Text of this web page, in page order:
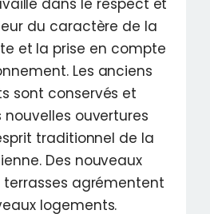
du caractère de la
et la prise en compte
Les anciens
sont conservés et
nouvelles ouvertures
traditionnel de la
Des nouveaux
agrémentent
logements.